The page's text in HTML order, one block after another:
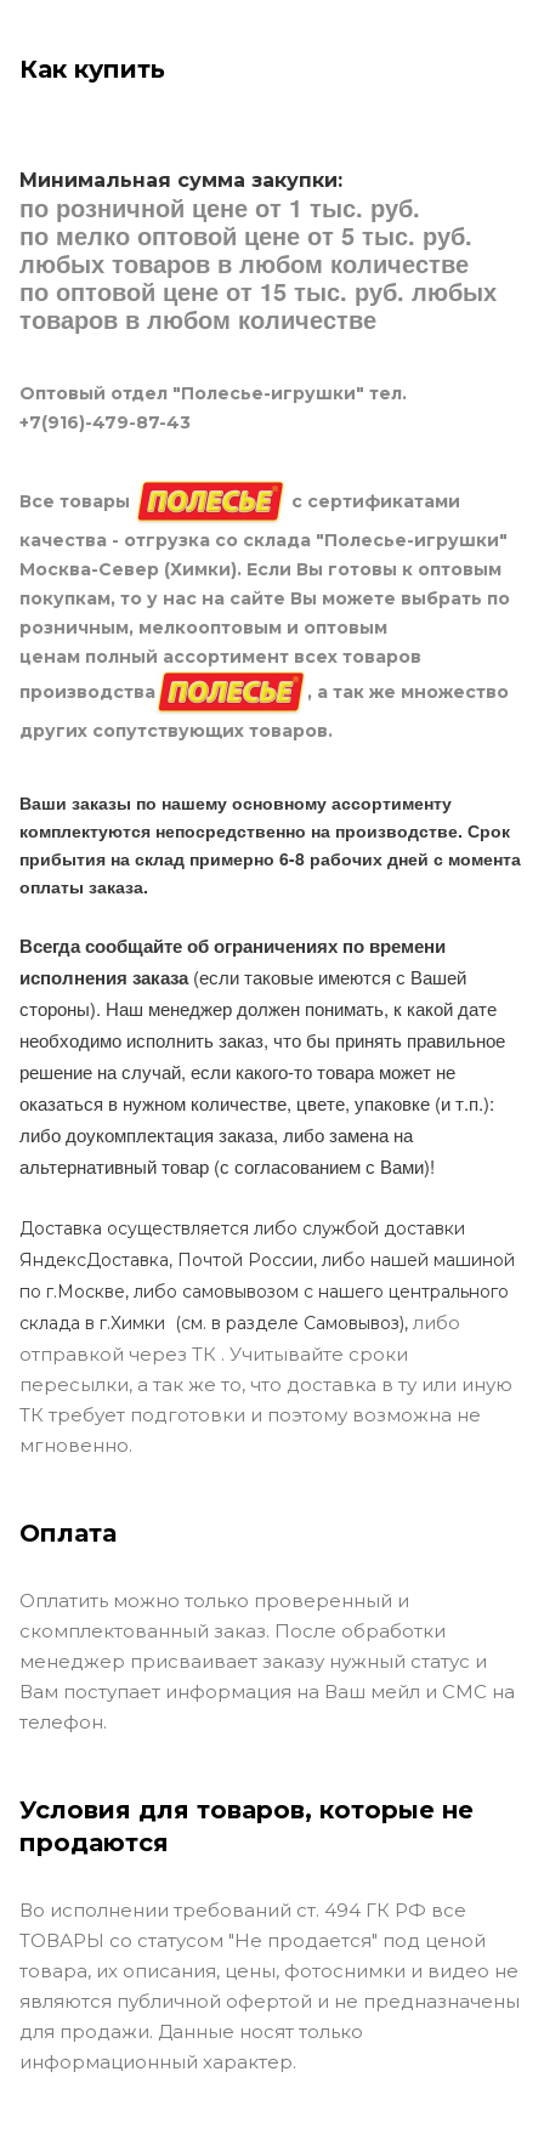
Как купить
Минимальная сумма закупки:
по розничной цене от 1 тыс. руб.
по мелко оптовой цене от 5 тыс. руб.
любых товаров в любом количестве
по оптовой цене от 15 тыс. руб. любых
товаров в любом количестве
Оптовый отдел "Полесье-игрушки" тел.
+7(916)-479-87-43
Все товары
с сертификатами
качества - отгрузка со склада "Полесье-игрушки"
Москва-Север (Химки). Если Вы готовы к оптовым
покупкам, то у нас на сайте Вы можете выбрать по
розничным, мелкооптовым и оптовым
ценам полный ассортимент всех товаров
производства
, а так же множество
других сопутствующих товаров.
Ваши заказы по нашему основному ассортименту
комплектуются непосредственно на производстве. Срок
прибытия на склад примерно 6-8 рабочих дней с момента
оплаты заказа.
Всегда сообщайте об ограничениях по времени
исполнения заказа(если таковые имеются с Вашей
стороны). Наш менеджер должен понимать, к какой дате
необходимо исполнить заказ, что бы принять правильное
решение на случай, если какого-то товара может не
оказаться в нужном количестве, цвете, упаковке (и т.п.):
либо доукомплектация заказа, либо замена на
альтернативный товар (с согласованием с Вами)!
Доставка осуществляется либо службой доставки
ЯндексДоставка, Почтой России, либо нашей машиной
по г.Москве, либо самовывозом с нашего центрального
склада в г.Химки (см. в разделе Самовывоз), либо
отправкой через ТК . Учитывайте сроки
пересылки, а так же то, что доставка в ту или иную
ТК требует подготовки и поэтому возможна не
мгновенно.
Оплата
Оплатить можно только проверенный и
скомплектованный заказ. После обработки
менеджер присваивает заказу нужный статус и
Вам поступает информация на Ваш мейл и СМС на
телефон.
Условия для товаров, которые не
продаются
Во исполнении требований ст. 494 ГК РФ все
ТОВАРЫ со статусом "Не продается" под ценой
товара, их описания, цены, фотоснимки и видео не
являются публичной офертой и не предназначены
для продажи. Данные носят только
информационный характер.